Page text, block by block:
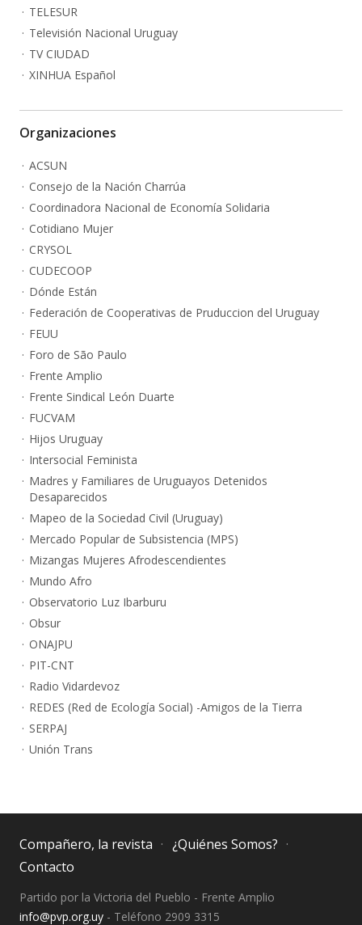
TELESUR
Televisión Nacional Uruguay
TV CIUDAD
XINHUA Español
Organizaciones
ACSUN
Consejo de la Nación Charrúa
Coordinadora Nacional de Economía Solidaria
Cotidiano Mujer
CRYSOL
CUDECOOP
Dónde Están
Federación de Cooperativas de Pruduccion del Uruguay
FEUU
Foro de São Paulo
Frente Amplio
Frente Sindical León Duarte
FUCVAM
Hijos Uruguay
Intersocial Feminista
Madres y Familiares de Uruguayos Detenidos
Desaparecidos
Mapeo de la Sociedad Civil (Uruguay)
Mercado Popular de Subsistencia (MPS)
Mizangas Mujeres Afrodescendientes
Mundo Afro
Observatorio Luz Ibarburu
Obsur
ONAJPU
PIT-CNT
Radio Vidardevoz
REDES (Red de Ecología Social) -Amigos de la Tierra
SERPAJ
Unión Trans
Compañero, la revista
¿Quiénes Somos?
Contacto
Partido por la Victoria del Pueblo - Frente Amplio
info@pvp.org.uy - Teléfono 2909 3315